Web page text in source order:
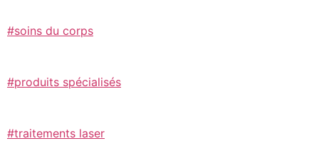
#soins du corps
#produits spécialisés
#traitements laser